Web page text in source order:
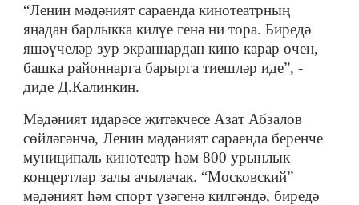
“Ленин мәдәният сараенда кинотеатрның
яңадан барлыкка килүе генә ни тора. Биредә
яшәүчеләр зур экраннардан кино карар өчен,
башка районнарга барырга тиешләр иде”, -
диде Д.Калинкин.
Мәдәният идарәсе җитәкчесе Азат Абзалов
сөйләгәнчә, Ленин мәдәният сараенда беренче
муниципаль кинотеатр һәм 800 урынлык
концертлар залы ачылачак. “Московский”
мәдәният һәм спорт үзәгенә килгәндә, биредә